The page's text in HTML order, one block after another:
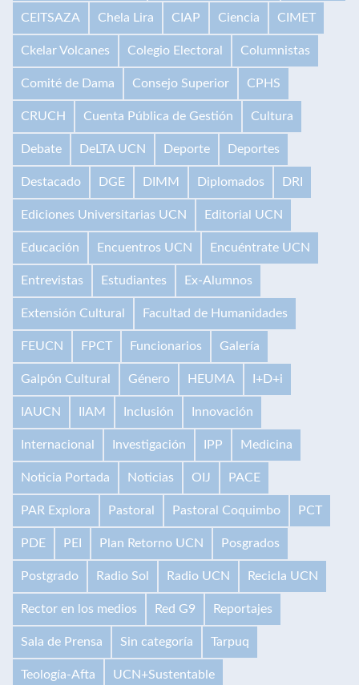
CEITSAZA Chela Lira CIAP Ciencia CIMET
Ckelar Volcanes Colegio Electoral Columnistas
Comité de Dama Consejo Superior CPHS
CRUCH Cuenta Pública de Gestión Cultura
Debate DeLTA UCN Deporte Deportes
Destacado DGE DIMM Diplomados DRI
Ediciones Universitarias UCN Editorial UCN
Educación Encuentros UCN Encuéntrate UCN
Entrevistas Estudiantes Ex-Alumnos
Extensión Cultural Facultad de Humanidades
FEUCN FPCT Funcionarios Galería
Galpón Cultural Género HEUMA I+D+i
IAUCN IIAM Inclusión Innovación
Internacional Investigación IPP Medicina
Noticia Portada Noticias OIJ PACE
PAR Explora Pastoral Pastoral Coquimbo PCT
PDE PEI Plan Retorno UCN Posgrados
Postgrado Radio Sol Radio UCN Recicla UCN
Rector en los medios Red G9 Reportajes
Sala de Prensa Sin categoría Tarpuq
Teología-Afta UCN+Sustentable